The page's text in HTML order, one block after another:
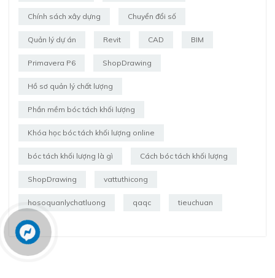
Chính sách xây dựng Chuyển đổi số
Quản lý dự án Revit CAD BIM
Primavera P6 ShopDrawing
Hồ sơ quản lý chất lượng
Phần mềm bóc tách khối lượng
Khóa học bóc tách khối lượng online
bóc tách khối lượng là gì Cách bóc tách khối lượng
ShopDrawing vattuthicong
hosoquanlychatluong qaqc tieuchuan